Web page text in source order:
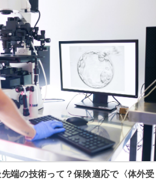
先端の技術って？保険適応で〈体外受